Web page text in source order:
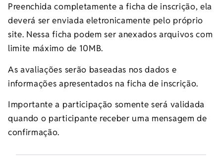
Preenchida completamente a ficha de inscrição, ela
deverá ser enviada eletronicamente pelo próprio
site. Nessa ficha podem ser anexados arquivos com
limite máximo de 10MB.
As avaliações serão baseadas nos dados e
informações apresentados na ficha de inscrição.
Importante a participação somente será validada
quando o participante receber uma mensagem de
confirmação.